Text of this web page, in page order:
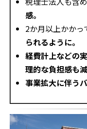
感。
2か月以上かかっ
られるように。
経費計上などの
理的な負担感も減
事業拡大に伴う